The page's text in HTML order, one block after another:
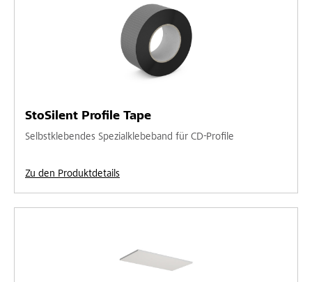
StoSilent Profile Tape
Selbstklebendes Spezialklebeband für CD-Profile
Zu den Produktdetails